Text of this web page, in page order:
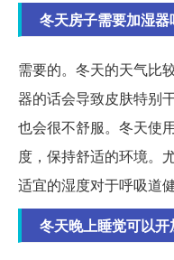
冬天房子需要加湿器
需要的。冬天的天气比
器的话会导致皮肤特别
也会很不舒服。冬天使
度，保持舒适的环境。
适宜的湿度对于呼吸道
冬天晚上睡觉可以